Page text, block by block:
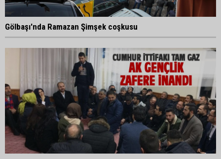
Gölbaşı'nda Ramazan Şimşek coşkusu